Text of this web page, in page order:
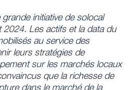
initiative de solocal
2024. Les actifs et la data du
au service des
leurs stratégies de
sur les marchés locaux
que la richesse de
dans le marché de la